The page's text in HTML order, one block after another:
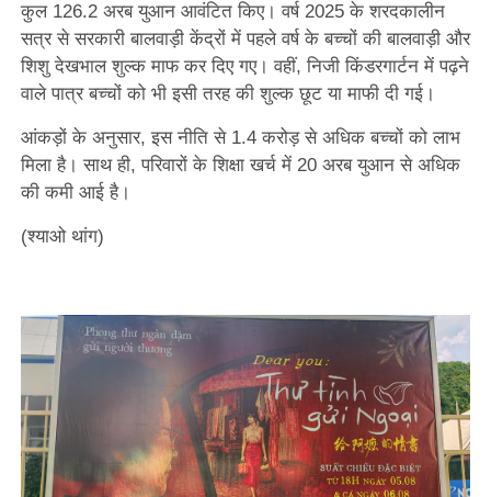
कुल 126.2 अरब युआन आवंटित किए। वर्ष 2025 के शरदकालीन
सत्र से सरकारी बालवाड़ी केंद्रों में पहले वर्ष के बच्चों की बालवाड़ी और
शिशु देखभाल शुल्क माफ कर दिए गए। वहीं, निजी किंडरगार्टन में पढ़ने
वाले पात्र बच्चों को भी इसी तरह की शुल्क छूट या माफी दी गई।
आंकड़ों के अनुसार, इस नीति से 1.4 करोड़ से अधिक बच्चों को लाभ
मिला है। साथ ही, परिवारों के शिक्षा खर्च में 20 अरब युआन से अधिक
की कमी आई है।
(श्याओ थांग)